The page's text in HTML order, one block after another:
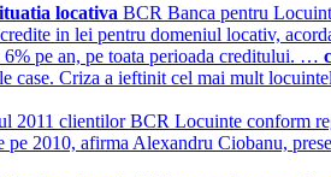
locativa BCR Banca pentru
in lei pentru domeniul locativ,
6% pe an, pe toata perioada creditului. …
case. Criza a ieftinit cel mai mult
2011 clientilor BCR Locuinte conform
2010, afirma Alexandru Ciobanu,